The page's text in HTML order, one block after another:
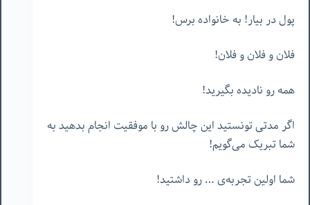
پول در بیار! به خانواده برس!
فلان و فلان و فلان!
همه رو نادیده بگیرید!
اگر مدتی تونستید این چالش رو با موفقیت انجام بدهید به
شما تبریک می‌گویم!
شما اولین تجربه‌ی … رو داشتید!